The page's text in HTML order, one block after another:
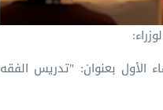
الأول بعنوان: "تدريس الفقه